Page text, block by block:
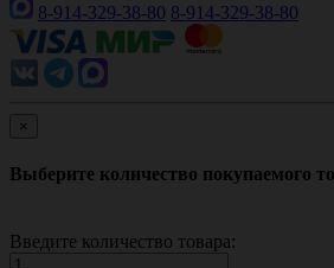
8-914-329-38-80 8-914-329-38-80
×
Выберите количество покупаемого
Введите количество товара: